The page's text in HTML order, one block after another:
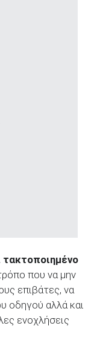
τακτοποιημένο
που να μην
επιβάτες, να
οδηγού αλλά και
ενοχλήσεις